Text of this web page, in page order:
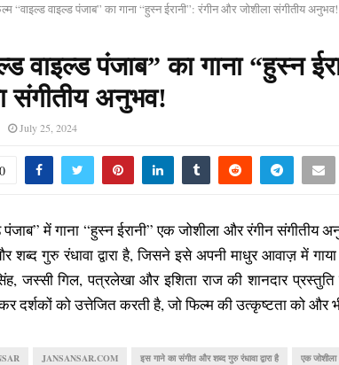
“वाइल्ड वाइल्ड पंजाब” का गाना “हुस्न ईरानी”: रंगीन और जोशीला संगीतीय अनुभव!
वाइल्ड पंजाब” का गाना “हुस्न
संगीतीय अनुभव!
July 25, 2024
0
पंजाब” में गाना “हुस्न ईरानी” एक जोशीला और रंगीन संगीतीय
गुरु रंधावा द्वारा है, जिसने इसे अपनी माधुर आवाज़ में
जस्सी गिल, पत्रलेखा और इशिता राज की शानदार
दर्शकों को उत्तेजित करती है, जो फिल्म की उत्कृष्टता को और
JANSANSAR.COM इस गाने का संगीत और शब्द गुरु रंधावा द्वारा है एक जोशीला